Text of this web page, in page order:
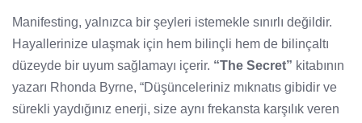
Manifesting, yalnızca bir şeyleri istemekle sınırlı değildir.
Hayallerinize ulaşmak için hem bilinçli hem de bilinçaltı
düzeyde bir uyum sağlamayı içerir. “The Secret” kitabının
yazarı Rhonda Byrne, “Düşünceleriniz mıknatıs gibidir ve
sürekli yaydığınız enerji, size aynı frekansta karşılık veren